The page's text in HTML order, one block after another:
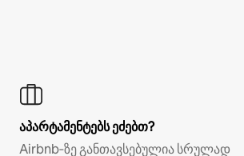
აპარტამენტებს ეძებთ?
Airbnb‑ზე განთავსებულია სრულად